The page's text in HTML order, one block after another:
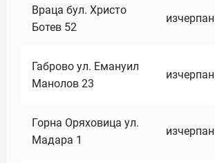
Враца бул. Христо
Ботев 52
изчерпан
Габрово ул. Емануил
Манолов 23
изчерпан
Горна Оряховица ул.
Мадара 1
изчерпан